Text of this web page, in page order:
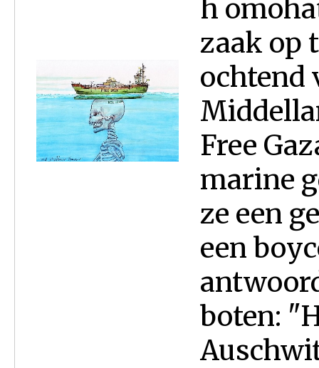
h
zaak op
ochtend
Free
marine
ze een
een
boten: